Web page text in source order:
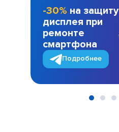
-30% на защиту
дисплея при
ремонте
смартфона
Подробнее